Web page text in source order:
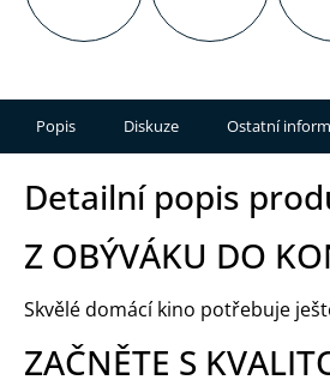
Popis Diskuze Ostatní
Detailní popis
Z OBÝVÁKU DO
Skvělé domácí kino potřebuje
ZAČNĚTE S